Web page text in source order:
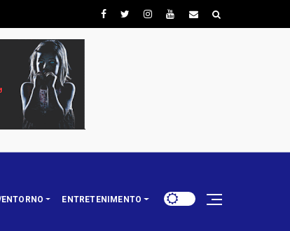
ENTRETENIMENTO